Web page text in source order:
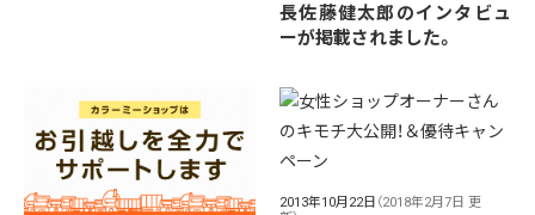
長佐藤健太郎のインタビュ
ーが掲載されました。
2013年10月22日 （2018年2月7日 更